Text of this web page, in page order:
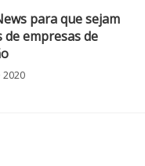
para que sejam
empresas de
2020